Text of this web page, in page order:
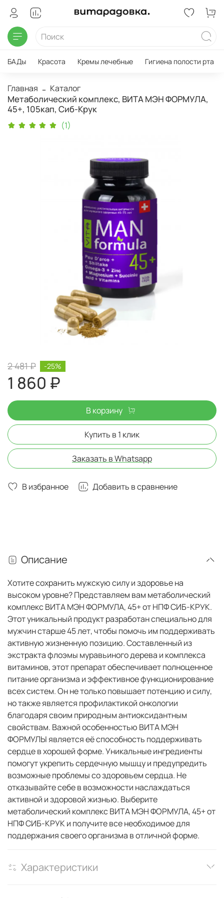
БАДы Красота Кремы лечебные Гигиена полости рта
Главная Каталог
Метаболический комплекс, ВИТА МЭН ФОРМУЛА,
45+, 105кап, Сиб-Крук
(1)
В избранное Добавить в сравнение
2 481 ₽
1 860 ₽
-25%
В корзину
Купить в 1 клик
Заказать в Whatsapp
Описание
Хотите сохранить мужскую силу и здоровье на
высоком уровне? Представляем вам метаболический
комплекс ВИТА МЭН ФОРМУЛА, 45+ от НПФ СИБ-КРУК.
Этот уникальный продукт разработан специально для
мужчин старше 45 лет, чтобы помочь им поддерживать
активную жизненную позицию. Составленный из
экстракта флоэмы муравьиного дерева и комплекса
витаминов, этот препарат обеспечивает полноценное
питание организма и эффективное функционирование
всех систем. Он не только повышает потенцию и силу,
но также является профилактикой онкологии
благодаря своим природным антиоксидантным
свойствам. Важной особенностью ВИТА МЭН
ФОРМУЛЫ является её способность поддерживать
сердце в хорошей форме. Уникальные ингредиенты
помогут укрепить сердечную мышцу и предупредить
возможные проблемы со здоровьем сердца. Не
отказывайте себе в возможности наслаждаться
активной и здоровой жизнью. Выберите
метаболический комплекс ВИТА МЭН ФОРМУЛА, 45+ от
НПФ СИБ-КРУК и получите все необходимое для
поддержания своего организма в отличной форме.
Характеристики